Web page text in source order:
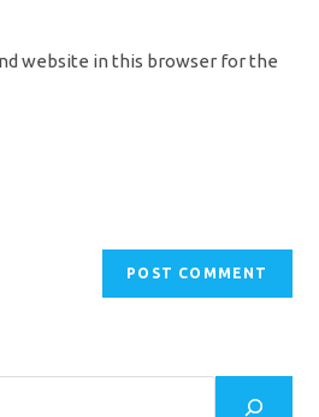
website in this browser for the